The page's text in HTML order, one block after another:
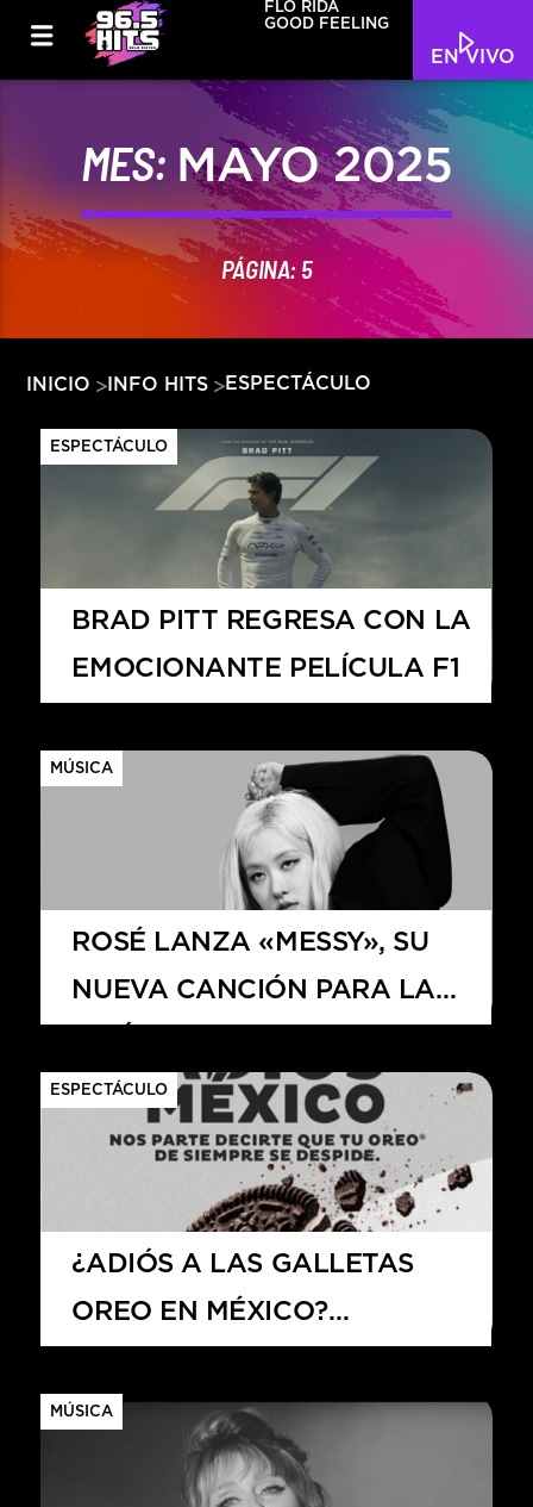
EN VIVO
FLO RIDA
GOOD FEELING
HITS – 96.5 FM
HITS
Hits – 96.5 FM
MES: MAYO 2025
PÁGINA: 5
INICIO INFO HITS ESPECTÁCULO
ESPECTÁCULO
BRAD PITT REGRESA CON LA
EMOCIONANTE PELÍCULA F1
MÚSICA
ROSÉ LANZA «MESSY», SU
NUEVA CANCIÓN PARA LA
ESPECTÁCULO
¿ADIÓS A LAS GALLETAS
OREO EN MÉXICO?
CRISIS DEL CACAO Y
RUMORES DE ESTRATEGIA
MÚSICA